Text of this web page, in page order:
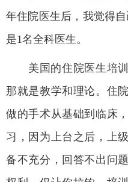
年住院医生后，我觉得
是1名全科医生。
美国的住院医生培
那就是教学和理论。住
做的手术从基础到临床
习，因为上台之后，上
备不充分，回答不出问